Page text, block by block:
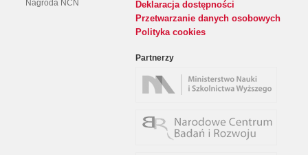
Nagroda NCN
Deklaracja dostępności
Przetwarzanie danych osobowych
Polityka cookies
Partnerzy